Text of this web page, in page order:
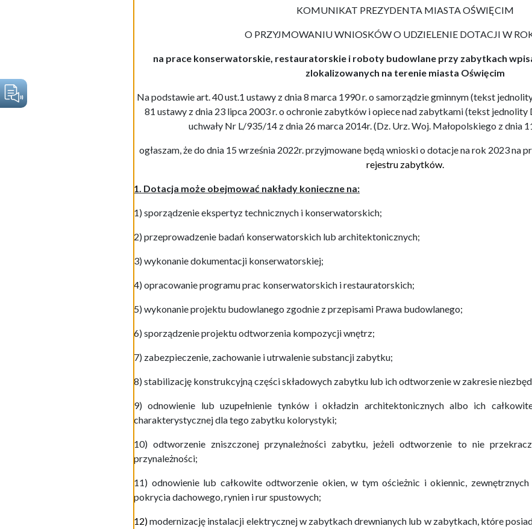
KOMUNIKAT PREZYDENTA MIASTA OŚWIĘCIM
O PRZYJMOWANIU WNIOSKÓW O UDZIELENIE DOTACJI W
na prace konserwatorskie, restauratorskie i roboty budowlane przy zabytkach
zlokalizowanych na terenie miasta Oświęcim
Na podstawie art. 40 ust.1 ustawy z dnia 8 marca 1990 r. o samorządzie gminnym (tekst
81 ustawy z dnia 23 lipca 2003 r. o ochronie zabytków i opiece nad zabytkami (tekst jednolity
uchwały Nr L/935/14 z dnia 26 marca 2014r. (Dz. Urz. Woj. Małopolskiego z dnia
ogłaszam, że do dnia 15 września 2022r. przyjmowane będą wnioski o dotacje na rok 2023 na
rejestru zabytków.
1. Dotacja może obejmować nakłady konieczne na:
1) sporządzenie ekspertyz technicznych i konserwatorskich;
2) przeprowadzenie badań konserwatorskich lub architektonicznych;
3) wykonanie dokumentacji konserwatorskiej;
4) opracowanie programu prac konserwatorskich i restauratorskich;
5) wykonanie projektu budowlanego zgodnie z przepisami Prawa budowlanego;
6) sporządzenie projektu odtworzenia kompozycji wnętrz;
7) zabezpieczenie, zachowanie i utrwalenie substancji zabytku;
8) stabilizację konstrukcyjną części składowych zabytku lub ich odtworzenie w zakresie
9) odnowienie lub uzupełnienie tynków i okładzin architektonicznych albo ich
charakterystycznej dla tego zabytku kolorystyki;
10) odtworzenie zniszczonej przynależności zabytku, jeżeli odtworzenie to nie
przynależności;
11) odnowienie lub całkowite odtworzenie okien, w tym ościeżnic i okiennic,
pokrycia dachowego, rynien i rur spustowych;
12)modernizację instalacji elektrycznej w zabytkach drewnianych lub w zabytkach, które